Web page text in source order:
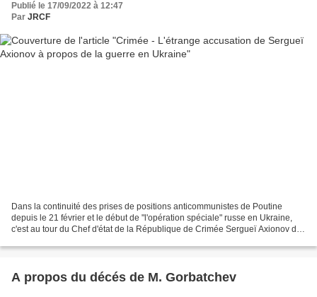
Publié le 17/09/2022 à 12:47
Par JRCF
Dans la continuité des prises de positions anticommunistes de Poutine
depuis le 21 février et le début de "l'opération spéciale" russe en Ukraine,
c'est au tour du Chef d'état de la République de Crimée Sergueï Axionov de
A propos du décés de M. Gorbatchev